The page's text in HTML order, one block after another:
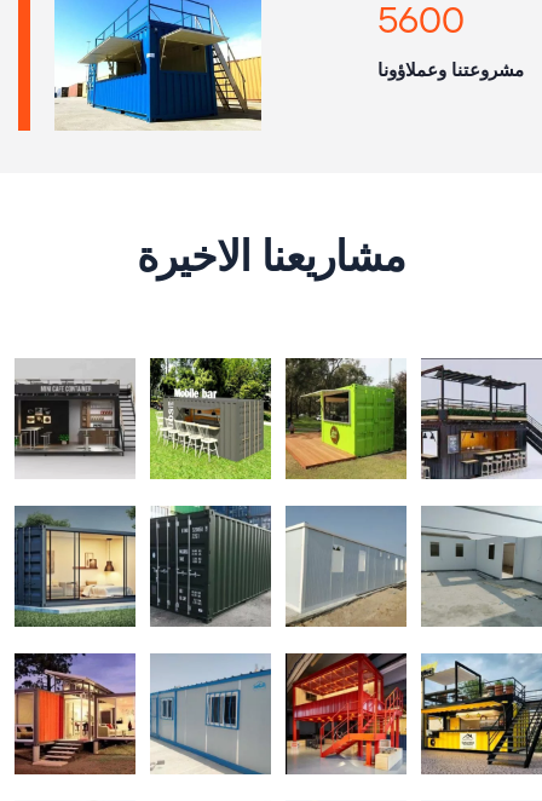
5600
مشروعتنا وعملاؤونا
مشاريعنا الاخيرة